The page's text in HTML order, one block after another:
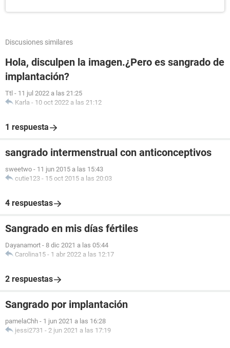
Discusiones similares
Hola, disculpen la imagen.¿Pero es sangrado de
implantación?
Ttl - 11 jul 2022 a las 21:25
Karla - 10 oct 2022 a las 21:12
1 respuesta
sangrado intermenstrual con anticonceptivos
sweetwo - 11 jun 2015 a las 15:43
cutie123 - 15 oct 2015 a las 20:03
4 respuestas
Sangrado en mis días fértiles
Dayanamort - 8 dic 2021 a las 05:44
Carolina15 - 1 abr 2022 a las 12:17
2 respuestas
Sangrado por implantación
pamelaChh - 1 jun 2021 a las 16:28
jessi2731 - 2 jun 2021 a las 17:19